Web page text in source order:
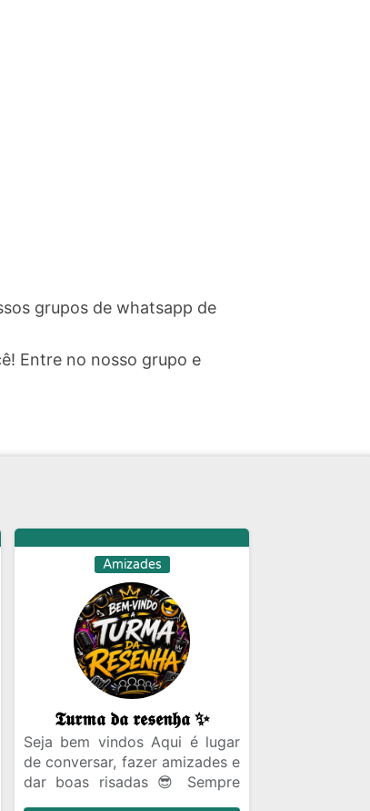
grupos de whatsapp de
Entre no nosso grupo e
Amizades
𝕿𝖚𝖗𝖒𝖆 𝖉𝖆 𝖗𝖊𝖘𝖊𝖓𝖍𝖆 ✨
Seja bem vindos Aqui é lugar
de conversar, fazer amizades e
dar boas risadas 😎 Sempre